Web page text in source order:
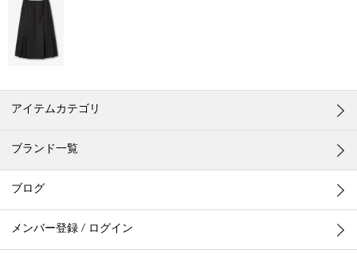
アイテムカテゴリ
ブランド一覧
ブログ
メンバー登録 / ログイン